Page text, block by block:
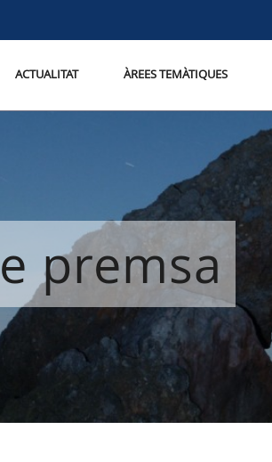
ACTUALITAT ÀREES TEMÀTIQUES
premsa